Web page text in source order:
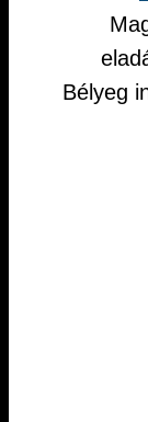
Bélyeg